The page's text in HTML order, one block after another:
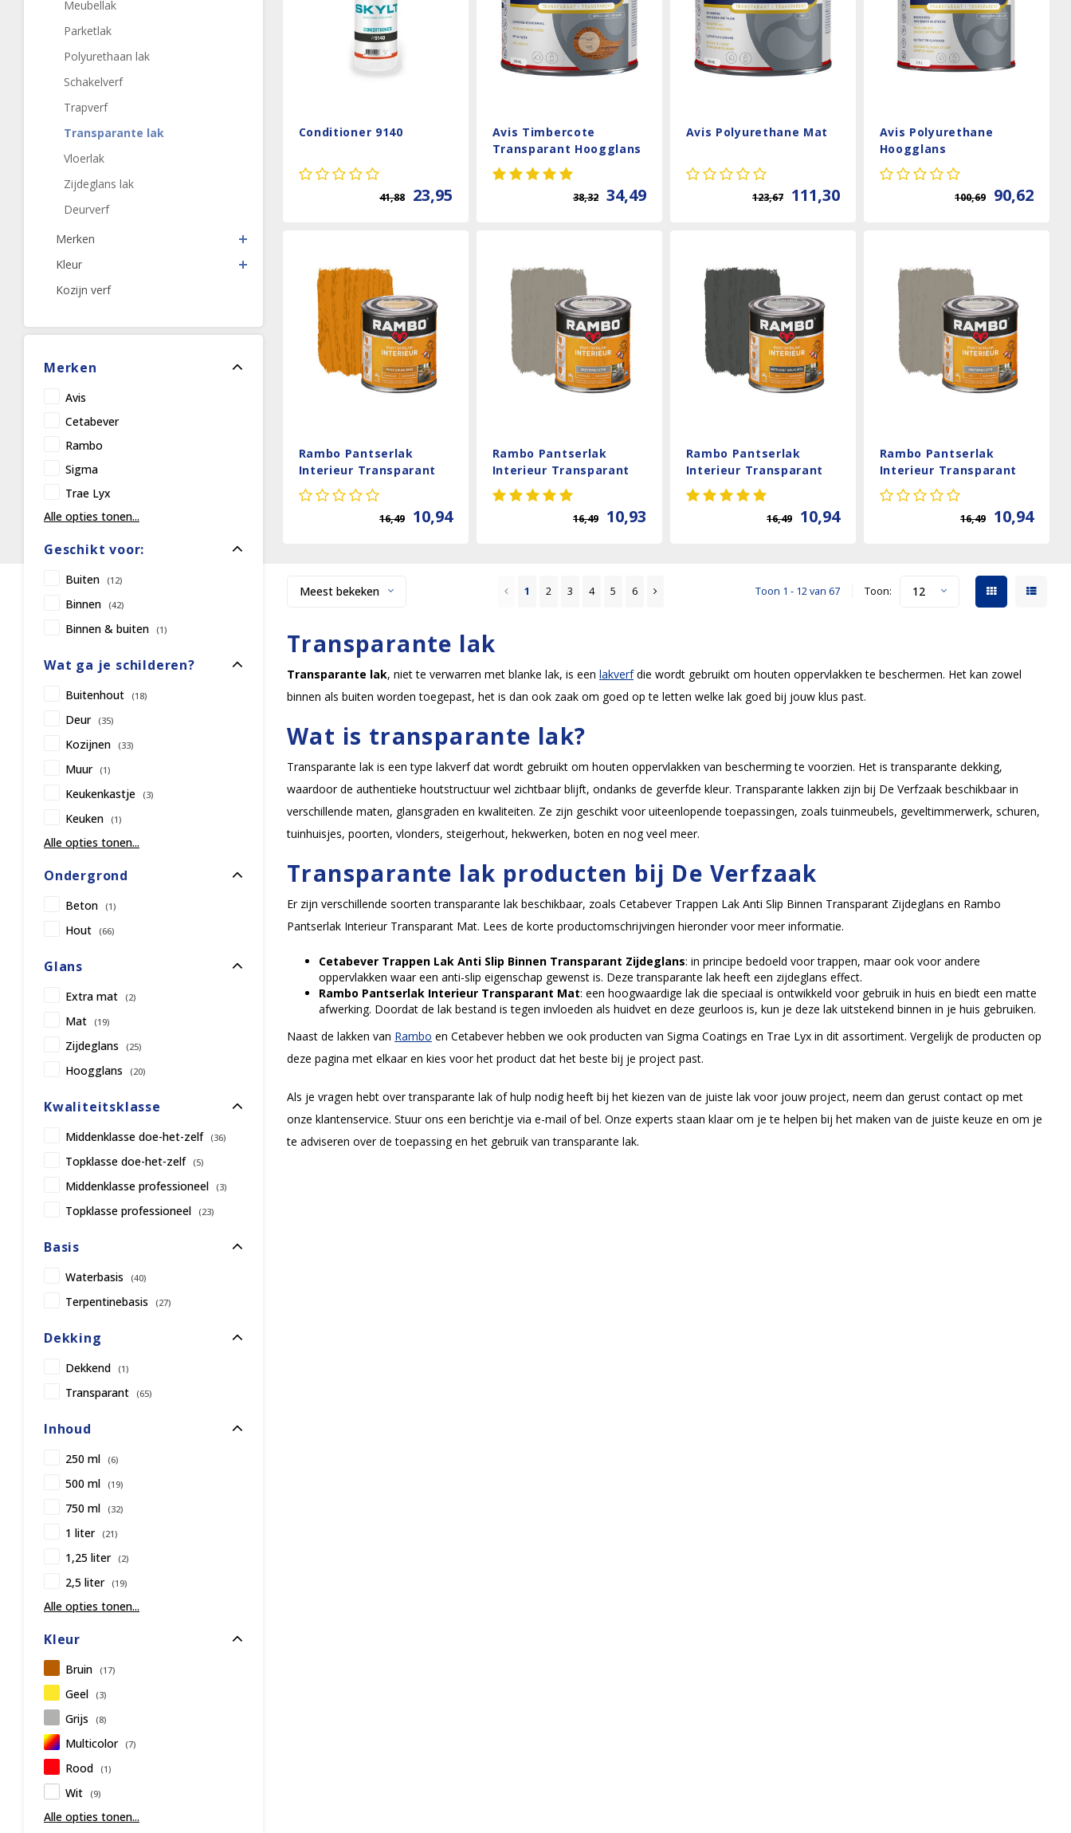
Meubellak
Parketlak
Polyurethaan lak
Schakelverf
Trapverf
Transparante lak
Vloerlak
Zijdeglans lak
Deurverf
Merken
Kleur
Kozijn verf
Merken
Avis
Cetabever
Rambo
Sigma
Trae Lyx
Alle opties tonen...
Geschikt voor:
Buiten (12)
Binnen (42)
Binnen & buiten (1)
Wat ga je schilderen?
Buitenhout (18)
Deur (35)
Kozijnen (33)
Muur (1)
Keukenkastje (3)
Keuken (1)
Alle opties tonen...
Ondergrond
Beton (1)
Hout (66)
Glans
Extra mat (2)
Mat (19)
Zijdeglans (25)
Hoogglans (20)
Kwaliteitsklasse
Middenklasse doe-het-zelf (36)
Topklasse doe-het-zelf (5)
Middenklasse professioneel (3)
Topklasse professioneel (23)
Basis
Waterbasis (40)
Terpentinebasis (27)
Dekking
Dekkend (1)
Transparant (65)
Inhoud
250 ml (6)
500 ml (19)
750 ml (32)
1 liter (21)
1,25 liter (2)
2,5 liter (19)
Alle opties tonen...
Kleur
Bruin (17)
Geel (3)
Grijs (8)
Multicolor (7)
Rood (1)
Wit (9)
Alle opties tonen...
Conditioner 9140
41,88 23,95
Avis Timbercote
Transparant Hoogglans
- Teak
38,32 34,49
Avis Polyurethane Mat
123,67 111,30
Avis Polyurethane
Hoogglans
100,69 90,62
Rambo Pantserlak
Interieur Transparant
Zijdeglans - Puur eiken
16,49 10,94
Rambo Pantserlak
Interieur Transparant
Zijdeglans - Greywash
16,49 10,93
Rambo Pantserlak
Interieur Transparant
Mat - Antraciet grijs
16,49 10,94
Rambo Pantserlak
Interieur Transparant
Mat - Greywash
16,49 10,94
Meest bekeken 1 2 3 4 5 6 Toon 1 - 12 van 67 Toon: 12
Transparante lak
Transparante lak, niet te verwarren met blanke lak, is een lakverfdie wordt gebruikt om houten oppervlakken te beschermen. Het kan zowel
binnen als buiten worden toegepast, het is dan ook zaak om goed op te letten welke lak goed bij jouw klus past.
Wat is transparante lak?
Transparante lak is een type lakverf dat wordt gebruikt om houten oppervlakken van bescherming te voorzien. Het is transparante dekking,
waardoor de authentieke houtstructuur wel zichtbaar blijft, ondanks de geverfde kleur. Transparante lakken zijn bij De Verfzaak beschikbaar in
verschillende maten, glansgraden en kwaliteiten. Ze zijn geschikt voor uiteenlopende toepassingen, zoals tuinmeubels, geveltimmerwerk, schuren,
tuinhuisjes, poorten, vlonders, steigerhout, hekwerken, boten en nog veel meer.
Transparante lak producten bij De Verfzaak
Er zijn verschillende soorten transparante lak beschikbaar, zoals Cetabever Trappen Lak Anti Slip Binnen Transparant Zijdeglans en Rambo
Pantserlak Interieur Transparant Mat. Lees de korte productomschrijvingen hieronder voor meer informatie.
Cetabever Trappen Lak Anti Slip Binnen Transparant Zijdeglans: in principe bedoeld voor trappen, maar ook voor andere
oppervlakken waar een anti-slip eigenschap gewenst is. Deze transparante lak heeft een zijdeglans effect.
Rambo Pantserlak Interieur Transparant Mat: een hoogwaardige lak die speciaal is ontwikkeld voor gebruik in huis en biedt een matte
afwerking. Doordat de lak bestand is tegen invloeden als huidvet en deze geurloos is, kun je deze lak uitstekend binnen in je huis gebruiken.
Naast de lakken van Rambo en Cetabever hebben we ook producten van Sigma Coatings en Trae Lyx in dit assortiment. Vergelijk de producten op
deze pagina met elkaar en kies voor het product dat het beste bij je project past.
Als je vragen hebt over transparante lak of hulp nodig heeft bij het kiezen van de juiste lak voor jouw project, neem dan gerust contact op met
onze klantenservice. Stuur ons een berichtje via e-mail of bel. Onze experts staan klaar om je te helpen bij het maken van de juiste keuze en om je
te adviseren over de toepassing en het gebruik van transparante lak.